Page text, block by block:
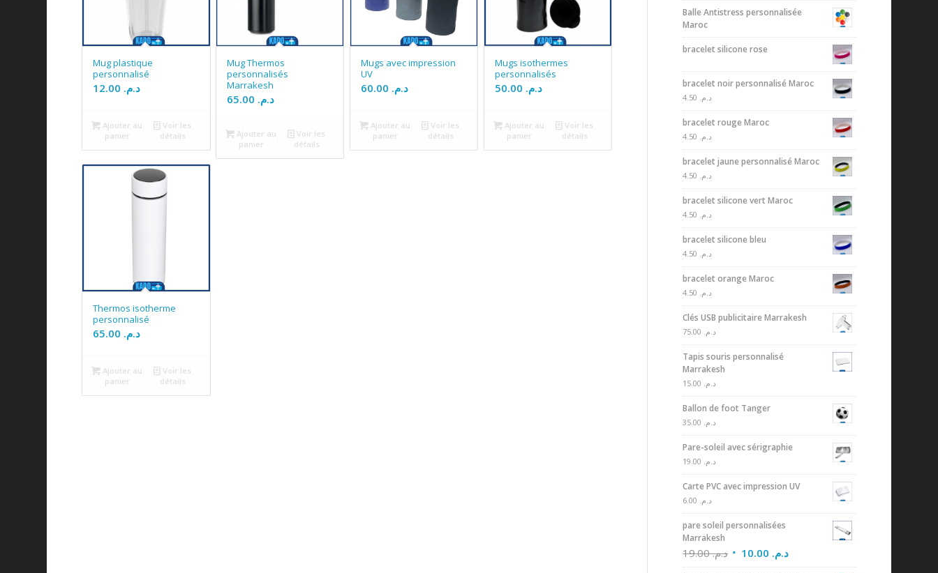
Mug plastique
personnalisé
د.م.
Ajouter au
panier
Voir les
détails
Mug Thermos
personnalisés
Marrakesh
د.م.
Ajouter au
panier
Voir les
détails
Mugs avec impression
UV
د.م.
Ajouter au
panier
Voir les
détails
Mugs isothermes
personnalisés
د.م.
Ajouter au
panier
Voir les
détails
Thermos isotherme
personnalisé
د.م.
Ajouter au
panier
Voir les
détails
Balle Antistress personnalisée
Maroc
bracelet silicone rose
bracelet noir personnalisé Maroc
د.م.
bracelet rouge Maroc
د.م.
bracelet jaune personnalisé Maroc
د.م.
bracelet silicone vert Maroc
د.م.
bracelet silicone bleu
د.م.
bracelet orange Maroc
د.م.
Clés USB publicitaire Marrakesh
د.م.
Tapis souris personnalisé
Marrakesh
د.م.
Ballon de foot Tanger
د.م.
Pare-soleil avec sérigraphie
د.م.
Carte PVC avec impression UV
د.م.
pare soleil personnalisées
Marrakesh
د.م.19.00 د.م.